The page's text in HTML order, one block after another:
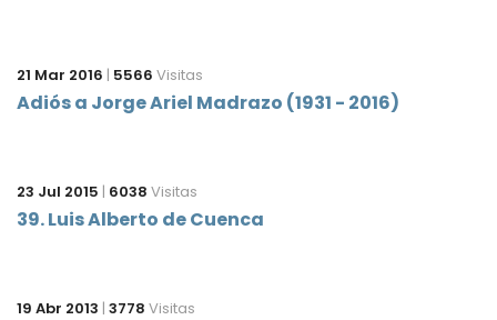
21 Mar 2016 | 5566 Visitas
Adiós a Jorge Ariel Madrazo (1931 - 2016)
23 Jul 2015 | 6038 Visitas
39. Luis Alberto de Cuenca
19 Abr 2013 | 3778 Visitas